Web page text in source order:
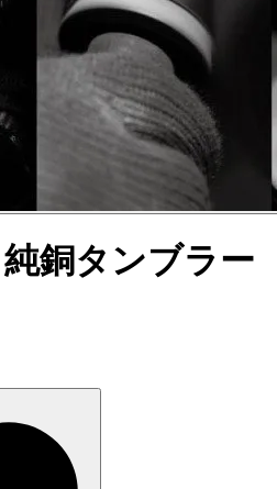
純銅タンブラー